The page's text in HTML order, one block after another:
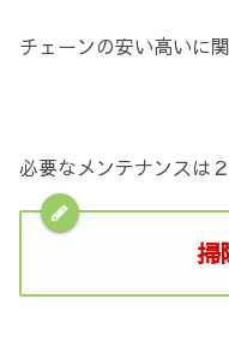
チェーンの安い高いに
必要なメンテナンスは２
掃